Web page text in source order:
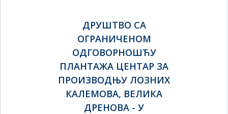
ДРУШТВО СА
ОГРАНИЧЕНОМ
ОДГОВОРНОШЋУ
ПЛАНТАЖА ЦЕНТАР ЗА
ПРОИЗВОДЊУ ЛОЗНИХ
КАЛЕМОВА, ВЕЛИКА
ДРЕНОВА - У